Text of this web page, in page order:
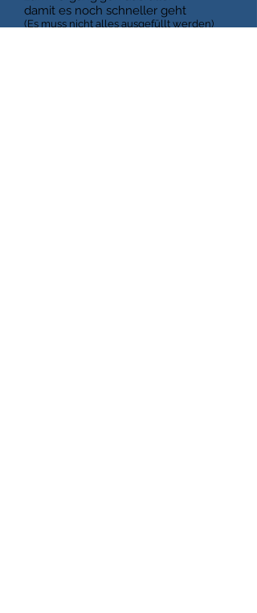
damit es noch schneller geht
(Es muss nicht alles ausgefüllt werden)